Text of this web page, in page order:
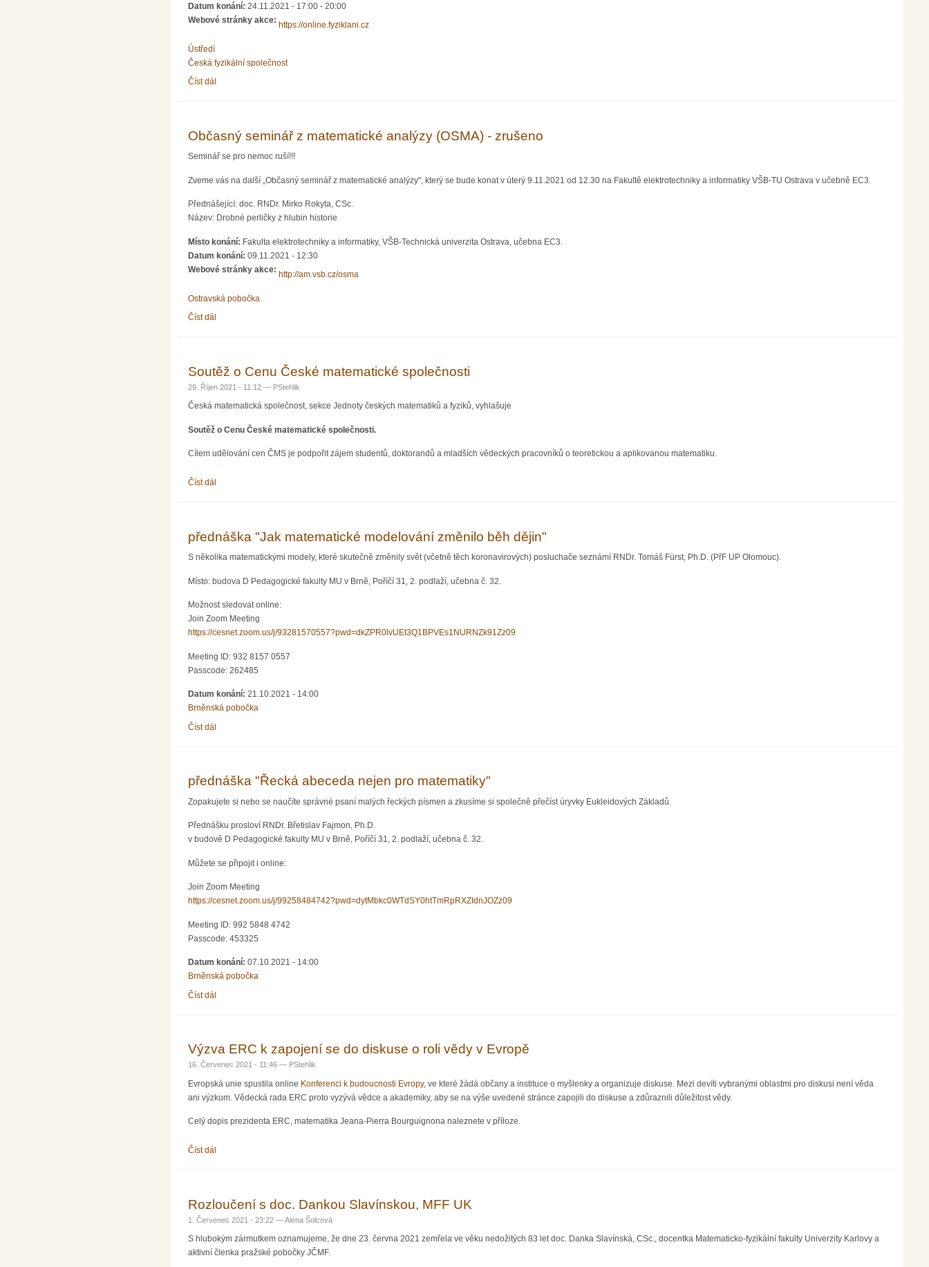
Datum konání: 24.11.2021 - 17:00 - 20:00
Webové stránky akce:
https://online.fyziklani.cz
Ústředí
Česká fyzikální společnost
Číst dál
Občasný seminář z matematické analýzy (OSMA) - zrušeno
Seminář se pro nemoc ruší!!!
Zveme vás na další „Občasný seminář z matematické analýzy", který se bude konat v úterý 9.11.2021 od 12.30 na Fakultě elektrotechniky a informatiky VŠB-TU Ostrava v učebně EC3.
Přednášející: doc. RNDr. Mirko Rokyta, CSc.
Název: Drobné perličky z hlubin historie
Místo konání: Fakulta elektrotechniky a informatiky, VŠB-Technická univerzita Ostrava, učebna EC3.
Datum konání: 09.11.2021 - 12:30
Webové stránky akce:
http://am.vsb.cz/osma
Ostravská pobočka
Číst dál
Soutěž o Cenu České matematické společnosti
29. Říjen 2021 - 11:12 — PStehlik
Česká matematická společnost, sekce Jednoty českých matematiků a fyziků, vyhlašuje
Soutěž o Cenu České matematické společnosti.
Cílem udělování cen ČMS je podpořit zájem studentů, doktorandů a mladších vědeckých pracovníků o teoretickou a aplikovanou matematiku.
Číst dál
přednáška "Jak matematické modelování změnilo běh dějin"
S několika matematickými modely, které skutečně změnily svět (včetně těch koronavirových) posluchače seznámí RNDr. Tomáš Fürst, Ph.D. (PřF UP Olomouc).
Místo: budova D Pedagogické fakulty MU v Brně, Poříčí 31, 2. podlaží, učebna č. 32.
Možnost sledovat online:
Join Zoom Meeting
https://cesnet.zoom.us/j/93281570557?pwd=dkZPR0lvUEt3Q1BPVEs1NURNZk91Zz09
Meeting ID: 932 8157 0557
Passcode: 262485
Datum konání: 21.10.2021 - 14:00
Brněnská pobočka
Číst dál
přednáška "Řecká abeceda nejen pro matematiky"
Zopakujete si nebo se naučíte správné psaní malých řeckých písmen a zkusíme si společně přečíst úryvky Eukleidových Základů.
Přednášku prosloví RNDr. Břetislav Fajmon, Ph.D.
v budově D Pedagogické fakulty MU v Brně, Poříčí 31, 2. podlaží, učebna č. 32.
Můžete se připojit i online:
Join Zoom Meeting
https://cesnet.zoom.us/j/99258484742?pwd=dytMbkc0WTdSY0htTmRpRXZIdnJOZz09
Meeting ID: 992 5848 4742
Passcode: 453325
Datum konání: 07.10.2021 - 14:00
Brněnská pobočka
Číst dál
Výzva ERC k zapojení se do diskuse o roli vědy v Evropě
16. Červenec 2021 - 11:46 — PStehlik
Evropská unie spustila online Konferenci k budoucnosti Evropy, ve které žádá občany a instituce o myšlenky a organizuje diskuse. Mezi devíti vybranými oblastmi pro diskusi není věda
ani výzkum. Vědecká rada ERC proto vyzývá vědce a akademiky, aby se na výše uvedené stránce zapojili do diskuse a zdůraznili důležitost vědy.
Celý dopis prezidenta ERC, matematika Jeana-Pierra Bourguignona naleznete v příloze.
Číst dál
Rozloučení s doc. Dankou Slavínskou, MFF UK
1. Červenec 2021 - 23:22 —Alena Šolcová
S hlubokým zármutkem oznamujeme, že dne 23. června 2021 zemřela ve věku nedožitých 83 let doc. Danka Slavínská, CSc., docentka Matematicko-fyzikální fakulty Univerzity Karlovy a
aktivní členka pražské pobočky JČMF.